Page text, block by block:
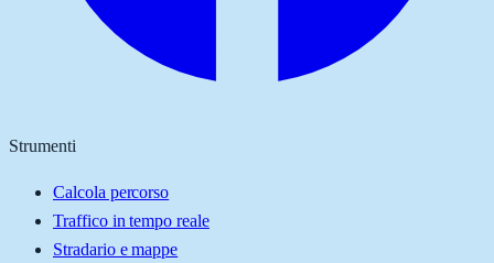
Strumenti
Calcola percorso
Traffico in tempo reale
Stradario e mappe